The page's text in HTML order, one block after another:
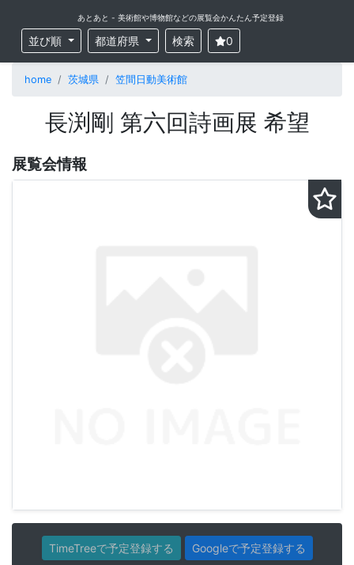
あとあと - 美術館や博物館などの展覧会かんたん予定登録
並び順 都道府県 検索 0
home 茨城県 笠間日動美術館
長渕剛 第六回詩画展 希望
展覧会情報
TimeTreeで予定登録する Googleで予定登録する